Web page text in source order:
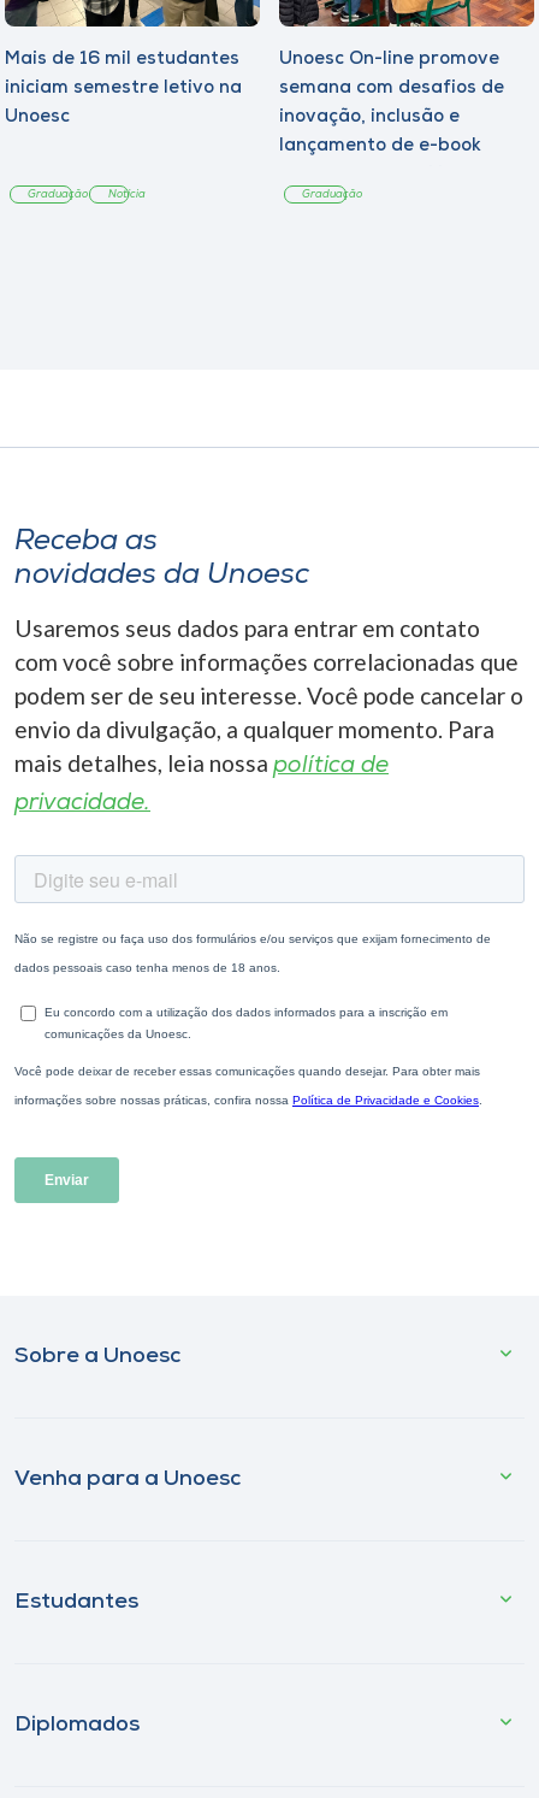
Mais de 16 mil estudantes
iniciam semestre letivo na
Unoesc
Graduação Notícia
Unoesc On-line promove
semana com desafios de
inovação, inclusão e
lançamento de e-book
Graduação
Receba as
novidades da Unoesc
Usaremos seus dados para entrar em contato
com você sobre informações correlacionadas que
podem ser de seu interesse. Você pode cancelar o
envio da divulgação, a qualquer momento. Para
mais detalhes, leia nossa política de
privacidade.
Sobre a Unoesc
Venha para a Unoesc
Estudantes
Diplomados